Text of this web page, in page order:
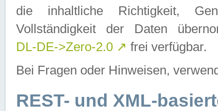
die inhaltliche Richtigkeit,
Vollständigkeit der Daten
DL-DE->Zero-2.0 ↗ frei verfügbar.
Bei Fragen oder Hinweisen,
REST- und XML-